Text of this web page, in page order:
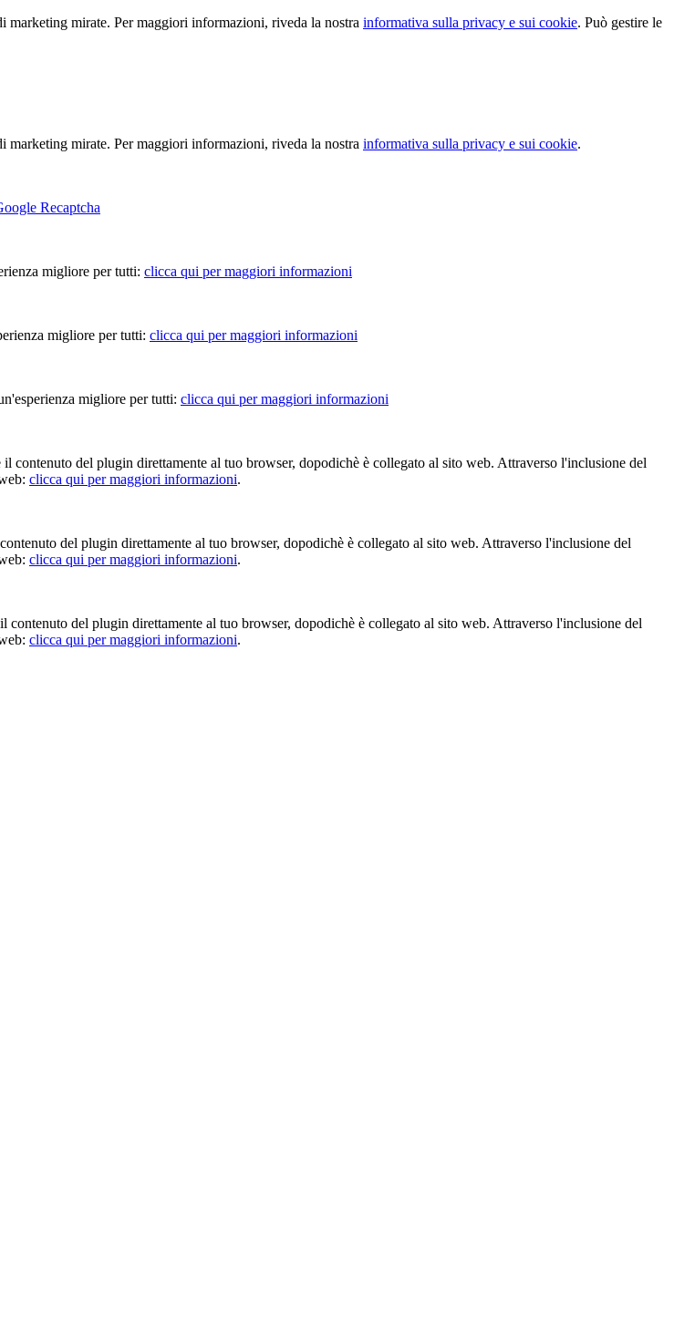
mirate. Per maggiori informazioni, riveda la nostra informativa sulla privacy e sui cookie. Può gestire le
mirate. Per maggiori informazioni, riveda la nostra informativa sulla privacy e sui cookie.
Recaptcha
migliore per tutti: clicca qui per maggiori informazioni
migliore per tutti: clicca qui per maggiori informazioni
migliore per tutti: clicca qui per maggiori informazioni
del plugin direttamente al tuo browser, dopodichè è collegato al sito web. Attraverso l'inclusione del
clicca qui per maggiori informazioni.
del plugin direttamente al tuo browser, dopodichè è collegato al sito web. Attraverso l'inclusione del
clicca qui per maggiori informazioni.
del plugin direttamente al tuo browser, dopodichè è collegato al sito web. Attraverso l'inclusione del
clicca qui per maggiori informazioni.